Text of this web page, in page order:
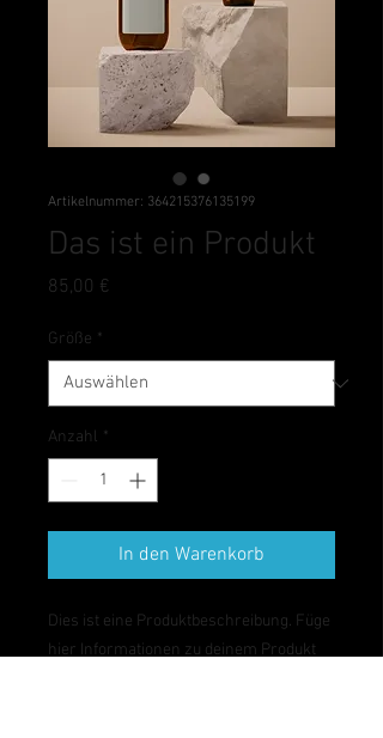
Artikelnummer: 364215376135199
Das ist ein Produkt
85,00 €
Größe *
Anzahl *
In den Warenkorb
Dies ist eine Produktbeschreibung. Füge
hier Informationen zu deinem Produkt